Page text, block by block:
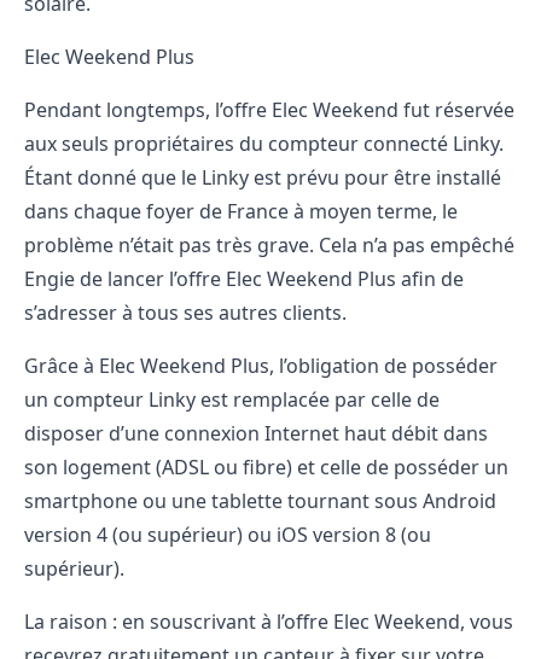
Elec Weekend Plus
Pendant longtemps, l’offre Elec Weekend fut réservée
aux seuls propriétaires du compteur connecté Linky.
Étant donné que le Linky est prévu pour être installé
dans chaque foyer de France à moyen terme, le
problème n’était pas très grave. Cela n’a pas empêché
Engie de lancer l’offre Elec Weekend Plus afin de
s’adresser à tous ses autres clients.
Grâce à Elec Weekend Plus, l’obligation de posséder
un compteur Linky est remplacée par celle de
disposer d’une connexion Internet haut débit dans
son logement (ADSL ou fibre) et celle de posséder un
smartphone ou une tablette tournant sous Android
version 4 (ou supérieur) ou iOS version 8 (ou
supérieur).
La raison : en souscrivant à l’offre Elec Weekend, vous